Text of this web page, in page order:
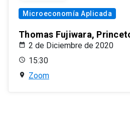
Microeconomía Aplicada
Thomas Fujiwara,
2 de Diciembre de 2020
15:30
Zoom